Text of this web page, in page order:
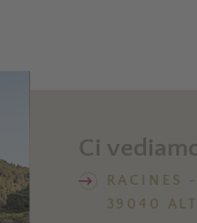
Ci
RACINES
39040